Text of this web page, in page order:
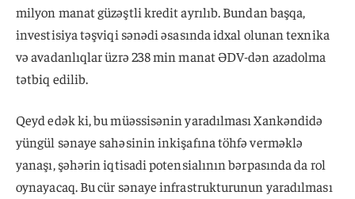
milyon manat güzəştli kredit ayrılıb. Bundan başqa,
investisiya təşviqi sənədi əsasında idxal olunan texnika
və avadanlıqlar üzrə 238 min manat ƏDV-dən azadolma
tətbiq edilib.
Qeyd edək ki, bu müəssisənin yaradılması Xankəndidə
yüngül sənaye sahəsinin inkişafına töhfə verməklə
yanaşı, şəhərin iqtisadi potensialının bərpasında da rol
oynayacaq. Bu cür sənaye infrastrukturunun yaradılması